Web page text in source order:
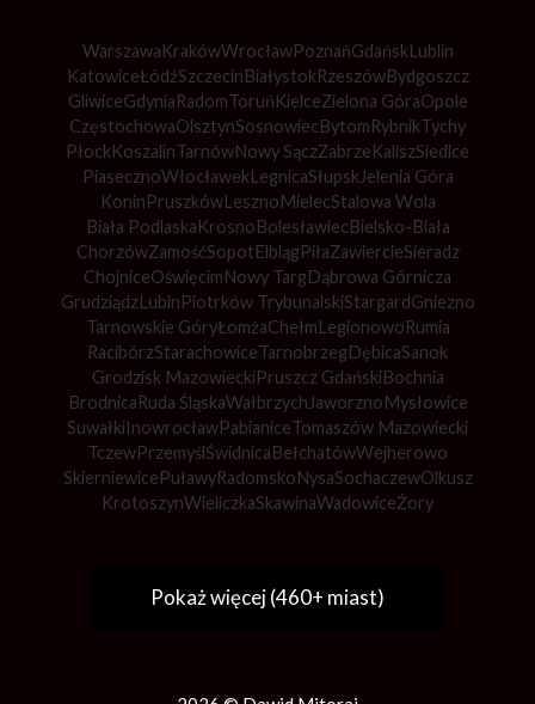
WarszawaKrakówWrocławPoznańGdańskLublin
KatowiceŁódźSzczecinBiałystokRzeszówBydgoszcz
GliwiceGdyniaRadomToruńKielceZielona GóraOpole
CzęstochowaOlsztynSosnowiecBytomRybnikTychy
PłockKoszalinTarnówNowy SączZabrzeKaliszSiedlce
PiasecznoWłocławekLegnicaSłupsk Jelenia Góra
KoninPruszkówLesznoMielecStalowa Wola
Biała PodlaskaKrosnoBolesławiecBielsko-Biała
ChorzówZamośćSopotElblągPiłaZawiercieSieradz
ChojniceOświęcimNowy TargDąbrowa Górnicza
GrudziądzLubinPiotrków TrybunalskiStargardGniezno
Tarnowskie GóryŁomżaChełmLegionowoRumia
RacibórzStarachowiceTarnobrzegDębicaSanok
Grodzisk MazowieckiPruszcz GdańskiBochnia
BrodnicaRuda ŚląskaWałbrzych JaworznoMysłowice
SuwałkiInowrocławPabianiceTomaszów Mazowiecki
TczewPrzemyślŚwidnicaBełchatówWejherowo
SkierniewicePuławyRadomskoNysaSochaczewOlkusz
KrotoszynWieliczkaSkawinaWadowiceŻory
Pokaż więcej (460+ miast)